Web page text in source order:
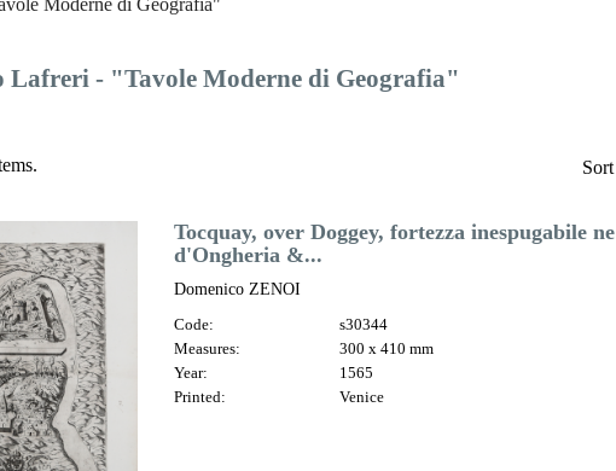
Moderne di Geografia"
Lafreri - "Tavole Moderne di Geografia"
Tocquay, over Doggey, fortezza inespugabile
d'Ongheria &...
Domenico ZENOI
Code:
s30344
Measures:
300 x 410 mm
Year:
1565
Printed:
Venice